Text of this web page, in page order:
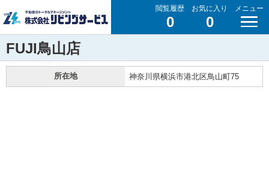
閲覧履歴
0
お気に入り
0
メニュー
FUJI鳥山店
所在地 神奈川県横浜市港北区鳥山町75